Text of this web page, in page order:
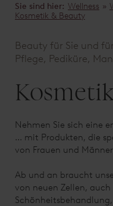
Sie sind hier: Wellness »
Kosmetik & Beauty
Beauty für Sie und
Pflege, Pediküre,
Nehmen Sie sich eine
... mit Produkten, die
von Frauen und
Ab und an braucht
von neuen Zellen,